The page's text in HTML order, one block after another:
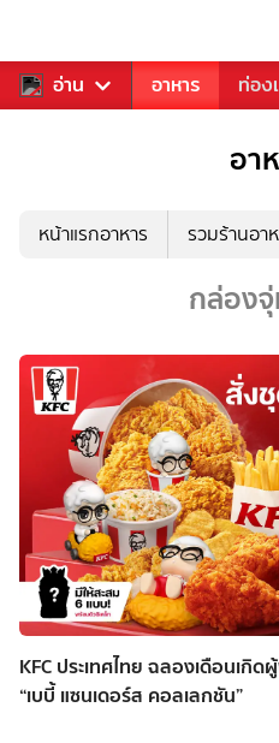
อ่าน
รวงการเพลง อาหาร ท่อง
อา
หน้าแรกอาหาร รวมร้านอา
กล่อง
KFC ประเทศไทย ฉลองเดือนเ
“เบบี้ แซนเดอร์ส คอลเลกชัน”